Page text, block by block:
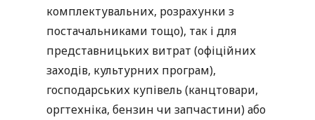
комплектувальних, розрахунки з
постачальниками тощо), так і для
представницьких витрат (офіційних
заходів, культурних програм),
господарських купівель (канцтовари,
оргтехніка, бензин чи запчастини) або